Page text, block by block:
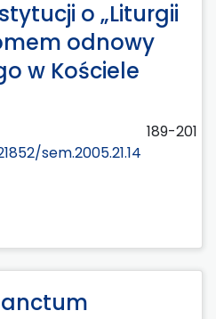
o „Liturgii
odnowy
w Kościele
189-201
sem.2005.21.14